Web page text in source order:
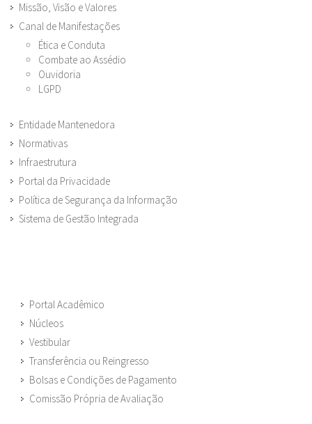
Missão, Visão e Valores
Canal de Manifestações
Ética e Conduta
Combate ao Assédio
Ouvidoria
LGPD
Entidade Mantenedora
Normativas
Infraestrutura
Portal da Privacidade
Política de Segurança da Informação
Sistema de Gestão Integrada
Portal Acadêmico
Núcleos
Vestibular
Transferência ou Reingresso
Bolsas e Condições de Pagamento
Comissão Própria de Avaliação